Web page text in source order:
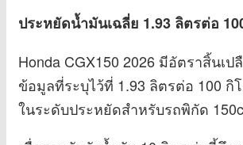
ประหยัดน้ำมันเฉลี่ย 1.93 ลิตรต่อ
Honda CGX150 2026 มีอัตราสิ้นเ
ข้อมูลที่ระบุไว้ที่ 1.93 ลิตรต่อ 100 กิ
ในระดับประหยัดสำหรับรถพิกัด